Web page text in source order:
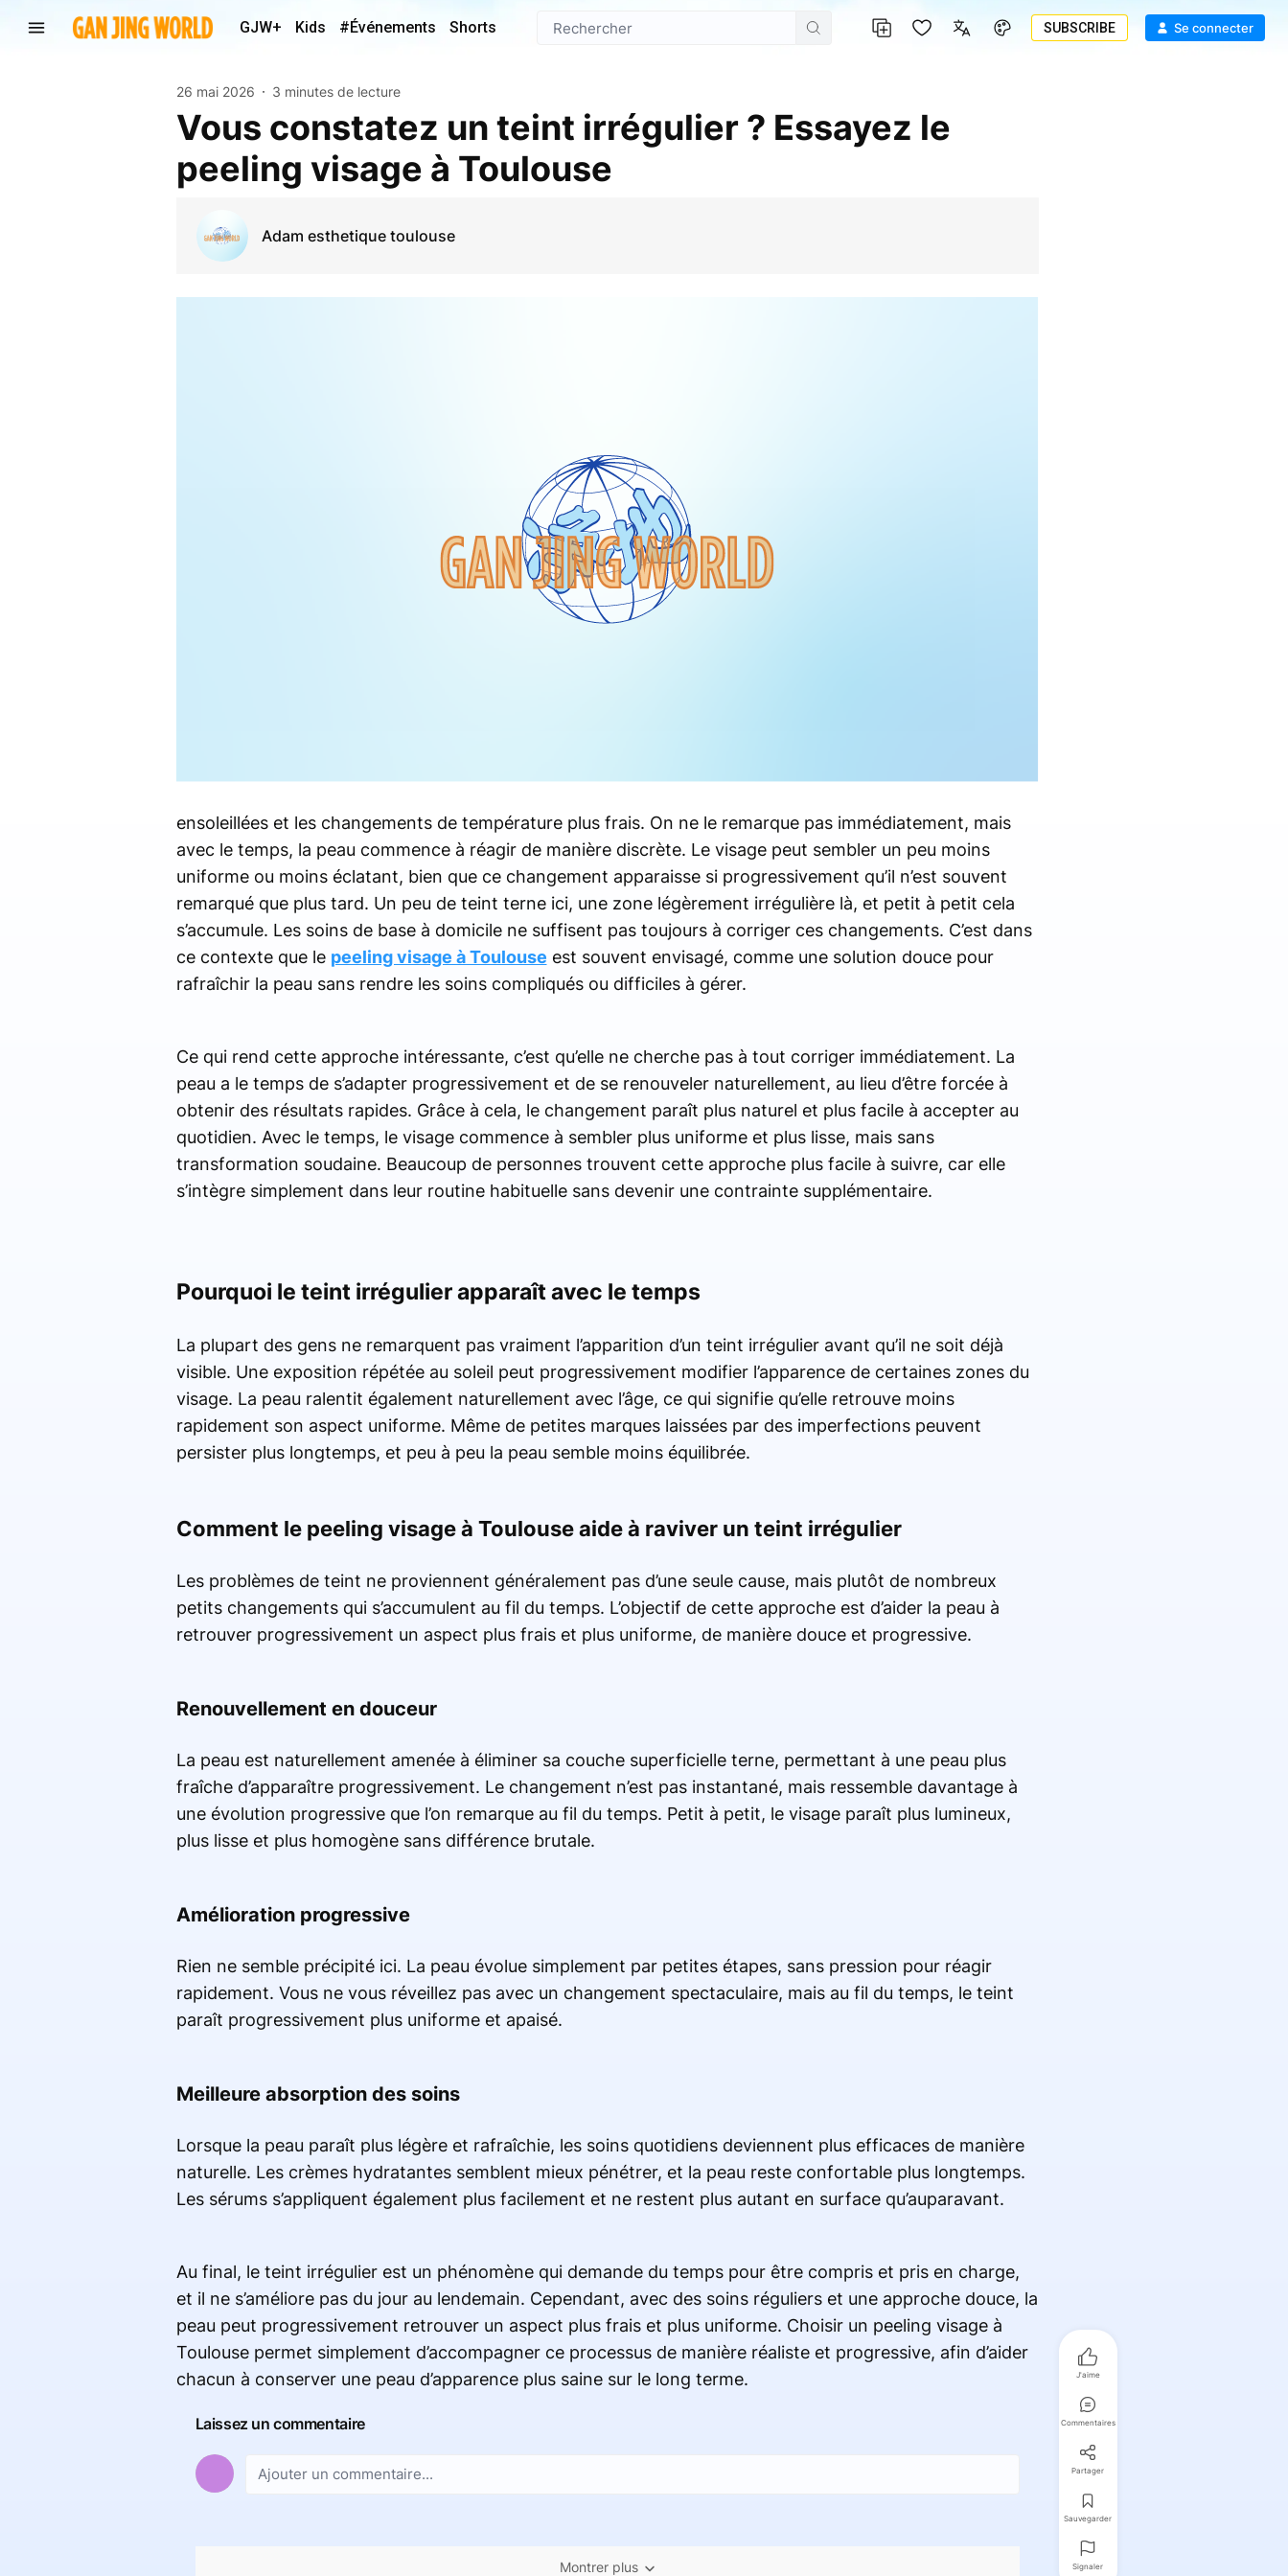
GJW+ Kids #Événements Shorts SUBSCRIBE Se connecter
26 mai 2026 3 minutes de lecture
Vous constatez un teint irrégulier ? Essayez le
peeling visage à Toulouse
Adam esthetique toulouse
ensoleillées et les changements de température plus frais. On ne le remarque pas immédiatement, mais
avec le temps, la peau commence à réagir de manière discrète. Le visage peut sembler un peu moins
uniforme ou moins éclatant, bien que ce changement apparaisse si progressivement qu’il n’est souvent
remarqué que plus tard. Un peu de teint terne ici, une zone légèrement irrégulière là, et petit à petit cela
s’accumule. Les soins de base à domicile ne suffisent pas toujours à corriger ces changements. C’est dans
ce contexte que le peeling visage à Toulouse est souvent envisagé, comme une solution douce pour
rafraîchir la peau sans rendre les soins compliqués ou difficiles à gérer.
Ce qui rend cette approche intéressante, c’est qu’elle ne cherche pas à tout corriger immédiatement. La
peau a le temps de s’adapter progressivement et de se renouveler naturellement, au lieu d’être forcée à
obtenir des résultats rapides. Grâce à cela, le changement paraît plus naturel et plus facile à accepter au
quotidien. Avec le temps, le visage commence à sembler plus uniforme et plus lisse, mais sans
transformation soudaine. Beaucoup de personnes trouvent cette approche plus facile à suivre, car elle
s’intègre simplement dans leur routine habituelle sans devenir une contrainte supplémentaire.
Pourquoi le teint irrégulier apparaît avec le temps
La plupart des gens ne remarquent pas vraiment l’apparition d’un teint irrégulier avant qu’il ne soit déjà
visible. Une exposition répétée au soleil peut progressivement modifier l’apparence de certaines zones du
visage. La peau ralentit également naturellement avec l’âge, ce qui signifie qu’elle retrouve moins
rapidement son aspect uniforme. Même de petites marques laissées par des imperfections peuvent
persister plus longtemps, et peu à peu la peau semble moins équilibrée.
Comment le peeling visage à Toulouse aide à raviver un teint irrégulier
Les problèmes de teint ne proviennent généralement pas d’une seule cause, mais plutôt de nombreux
petits changements qui s’accumulent au fil du temps. L’objectif de cette approche est d’aider la peau à
retrouver progressivement un aspect plus frais et plus uniforme, de manière douce et progressive.
Renouvellement en douceur
La peau est naturellement amenée à éliminer sa couche superficielle terne, permettant à une peau plus
fraîche d’apparaître progressivement. Le changement n’est pas instantané, mais ressemble davantage à
une évolution progressive que l’on remarque au fil du temps. Petit à petit, le visage paraît plus lumineux,
plus lisse et plus homogène sans différence brutale.
Amélioration progressive
Rien ne semble précipité ici. La peau évolue simplement par petites étapes, sans pression pour réagir
rapidement. Vous ne vous réveillez pas avec un changement spectaculaire, mais au fil du temps, le teint
paraît progressivement plus uniforme et apaisé.
Meilleure absorption des soins
Lorsque la peau paraît plus légère et rafraîchie, les soins quotidiens deviennent plus efficaces de manière
naturelle. Les crèmes hydratantes semblent mieux pénétrer, et la peau reste confortable plus longtemps.
Les sérums s’appliquent également plus facilement et ne restent plus autant en surface qu’auparavant.
Au final, le teint irrégulier est un phénomène qui demande du temps pour être compris et pris en charge,
et il ne s’améliore pas du jour au lendemain. Cependant, avec des soins réguliers et une approche douce, la
peau peut progressivement retrouver un aspect plus frais et plus uniforme. Choisir un peeling visage à
Toulouse permet simplement d’accompagner ce processus de manière réaliste et progressive, afin d’aider
chacun à conserver une peau d’apparence plus saine sur le long terme.
Laissez un commentaire
Montrer plus
J'aime
Commentaires
Partager
Sauvegarder
Signaler